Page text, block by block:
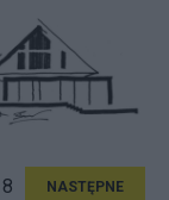
NASTĘPNE